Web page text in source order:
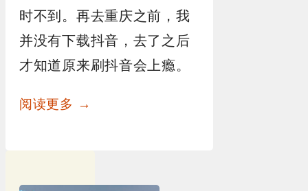
时不到。再去重庆之前，我
并没有下载抖音，去了之后
才知道原来刷抖音会上瘾。
阅读更多 →